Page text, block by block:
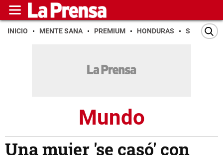
INICIO MENTE SANA PREMIUM HONDURAS SAN PEDRO
Mundo
Una mujer 'se casó' con